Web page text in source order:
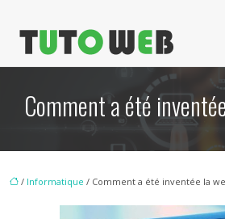
Comment a été
/ Informatique / Comment a été inventée la